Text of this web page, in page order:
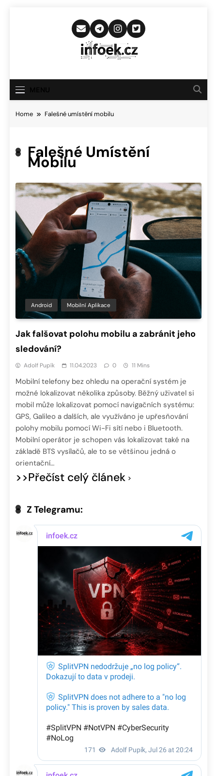
Infoek.cz
Novinkám
Home Falešné umístění mobilu
Falešné Umístění
Mobilu
Android Mobilní Aplikace
Jak falšovat polohu mobilu a zabránit jeho
sledování?
Adolf Pupík 11.04.2023 0 11 Mins
Mobilní telefony bez ohledu na operační systém je
možné lokalizovat několika způsoby. Běžný uživatel si
mobil může lokalizovat pomocí navigačních systému:
GPS, Galileo a dalších, ale využíváno je upřesňování
polohy mobilu pomocí Wi-Fi sítí nebo i Bluetooth.
Mobilní operátor je schopen vás lokalizovat také na
základě BTS vysílačů, ale to se většinou jedná o
orientační…
>>Přečíst celý článek
Z Telegramu: